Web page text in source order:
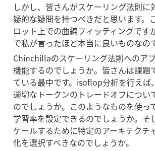
しかし、皆さんがスケーリング法則に
疑的な疑問を持つべきだと思います
ロット上での曲線フィッティングです
で私が言ったほど本当に良いものなの
Chinchillaのスケーリング法則へのア
機能するのでしょうか。皆さんは課題
ている最中です。isoflop分析を行えば
適切なトークンのトレードオフについ
のでしょうか。このようなものを使っ
学習率を設定できるのでしょうか。そ
ケールするために特定のアーキテクチ
化を選択すべきなのでしょうか。